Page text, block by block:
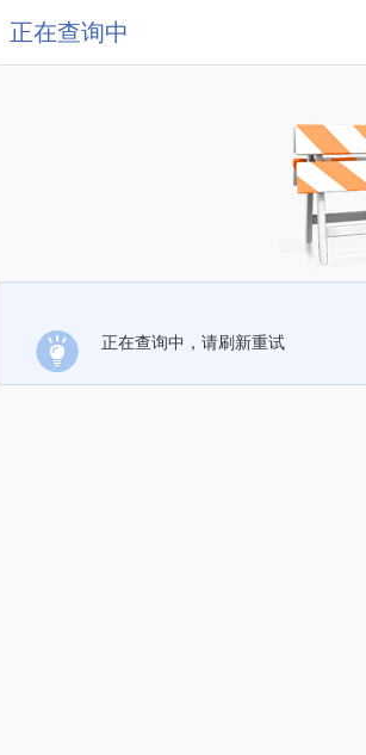
正在查询中
正在查询中，请刷新重试